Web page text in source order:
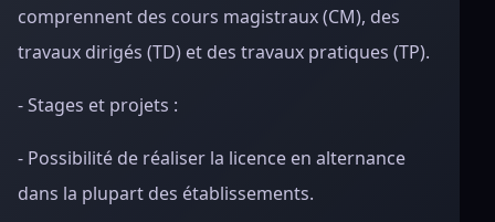
comprennent des cours magistraux (CM), des
travaux dirigés (TD) et des travaux pratiques (TP).
- Stages et projets :
- Possibilité de réaliser la licence en alternance
dans la plupart des établissements.